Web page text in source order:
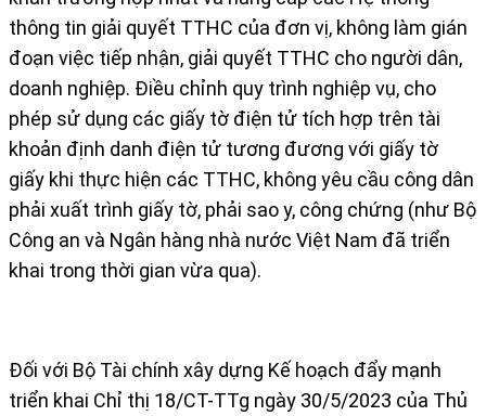
thông tin giải quyết TTHC của đơn vị, không làm gián
đoạn việc tiếp nhận, giải quyết TTHC cho người dân,
doanh nghiệp. Điều chỉnh quy trình nghiệp vụ, cho
phép sử dụng các giấy tờ điện tử tích hợp trên tài
khoản định danh điện tử tương đương với giấy tờ
giấy khi thực hiện các TTHC, không yêu cầu công dân
phải xuất trình giấy tờ, phải sao y, công chứng (như Bộ
Công an và Ngân hàng nhà nước Việt Nam đã triển
khai trong thời gian vừa qua).
Đối với Bộ Tài chính xây dựng Kế hoạch đẩy mạnh
triển khai Chỉ thị 18/CT-TTg ngày 30/5/2023 của Thủ